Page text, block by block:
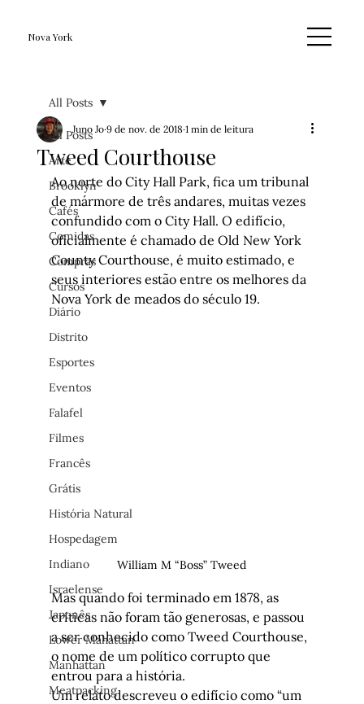
Nova York
All Posts
Arte
Brooklyn
Cafés
Comidas
Compras
Cursos
Diário
Distrito
Esportes
Eventos
Falafel
Filmes
Francês
Grátis
História Natural
Hospedagem
Indiano
Israelense
Japonês
Lower Mahattan
Manhattan
Meatpacking
All Posts
Tweed Courthouse
Juno Jo 9 de nov. de 2018 1 min de leitura
Ao norte do City Hall Park, fica um tribunal
de mármore de três andares, muitas vezes
confundido com o City Hall. O edifício,
oficialmente é chamado de Old New York
County Courthouse, é muito estimado, e
seus interiores estão entre os melhores da
Nova York de meados do século 19.
William M “Boss” Tweed
Mas quando foi terminado em 1878, as
críticas não foram tão generosas, e passou
a ser conhecido como Tweed Courthouse,
o nome de um político corrupto que
entrou para a história.
Um relato descreveu o edifício como “um